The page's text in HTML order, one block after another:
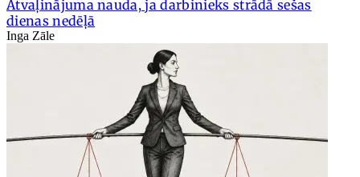
Atvaļinājuma nauda, ja darbinieks strādā sešas
dienas nedēļā
Inga Zāle